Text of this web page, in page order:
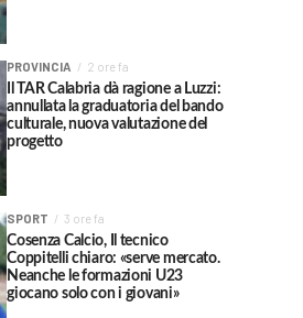
PROVINCIA 2 ore fa
Il TAR Calabria dà ragione a Luzzi:
annullata la graduatoria del bando
culturale, nuova valutazione del
progetto
SPORT 3 ore fa
Cosenza Calcio, Il tecnico
Coppitelli chiaro: «serve mercato.
Neanche le formazioni U23
giocano solo con i giovani»